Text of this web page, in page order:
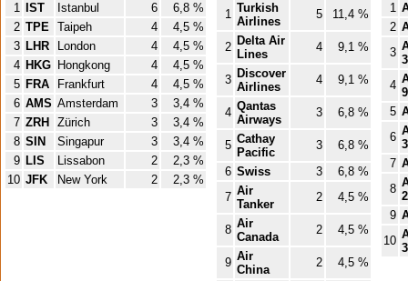
1 IST Istanbul 6
6,8 %
2 TPE Taipeh 4
4,5 %
3 LHR London 4
4,5 %
4 HKG Hongkong 4
4,5 %
5 FRA Frankfurt 4
4,5 %
6 AMS Amsterdam 3
3,4 %
7 ZRH Zürich 3
3,4 %
8 SIN Singapur 3
3,4 %
9 LIS Lissabon 2
2,3 %
10 JFK New York 2 2,3 %
1 Turkish
Airlines
5 11,4 %
2 Delta Air
Lines
4 9,1 %
3 Discover
Airlines
4 9,1 %
4 Qantas
Airways
3 6,8 %
5 Cathay
Pacific
3
6,8 %
6 Swiss 3
6,8 %
7 Air
Tanker
2 4,5 %
8 Air
Canada
2 4,5 %
9 Air
China
2 4,5 %
1
2
3
4
5
6
7
8
9
10